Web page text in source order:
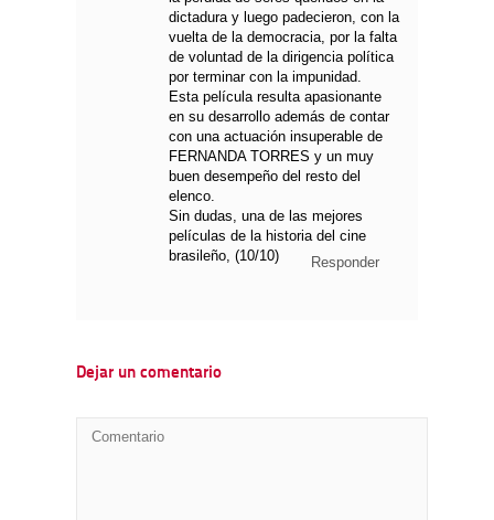
dictadura y luego padecieron, con la
vuelta de la democracia, por la falta
de voluntad de la dirigencia política
por terminar con la impunidad.
Esta película resulta apasionante
en su desarrollo además de contar
con una actuación insuperable de
FERNANDA TORRES y un muy
buen desempeño del resto del
elenco.
Sin dudas, una de las mejores
películas de la historia del cine
brasileño, (10/10)
Responder
Dejar un comentario